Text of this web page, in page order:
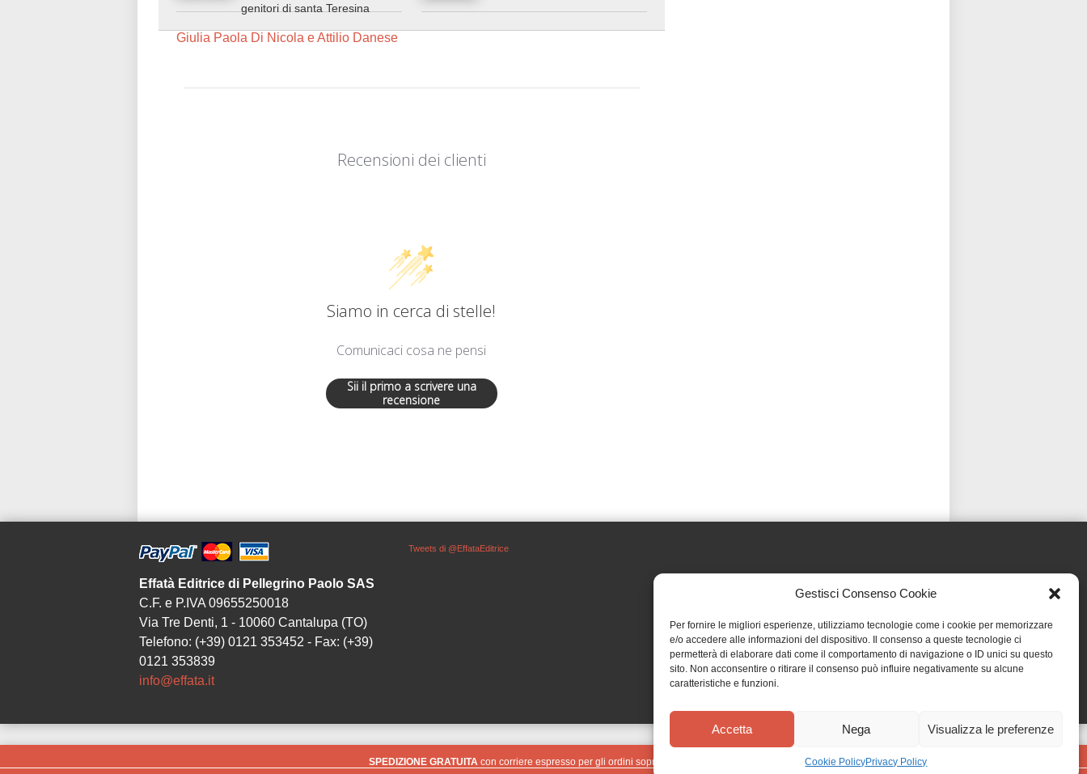
Gestisci Consenso Cookie
Per fornire le migliori esperienze, utilizziamo tecnologie come i cookie per memorizzare
e/o accedere alle informazioni del dispositivo. Il consenso a queste tecnologie ci
permetterà di elaborare dati come il comportamento di navigazione o ID unici su questo
sito. Non acconsentire o ritirare il consenso può influire negativamente su alcune
caratteristiche e funzioni.
Accetta Nega Visualizza le preferenze
Cookie PolicyPrivacy Policy
genitori di santa Teresina
Giulia Paola Di Nicola e Attilio Danese
Recensioni dei clienti
Siamo in cerca di stelle!
Comunicaci cosa ne pensi
Sii il primo a scrivere una
recensione
Effatà Editrice di Pellegrino Paolo SAS
C.F. e P.IVA 09655250018
Via Tre Denti, 1 - 10060 Cantalupa (TO)
Telefono: (+39) 0121 353452 - Fax: (+39)
0121 353839
info@effata.it
Tweets di @EffataEditrice
SPEDIZIONE GRATUITA con corriere espresso per gli ordini sopra i 40 €